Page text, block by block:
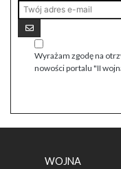
Wyrażam zgodę na
nowości portalu "II
WOJNA